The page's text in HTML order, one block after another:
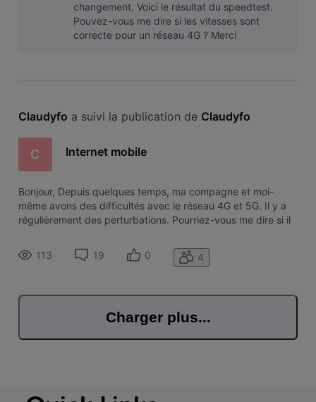
changement. Voici le résultat du speedtest.
Pouvez-vous me dire si les vitesses sont
correcte pour un réseau 4G ? Merci
Claudyfo a suivi la publication de Claudyfo
C Internet mobile
Bonjour, Depuis quelques temps, ma compagne et moi-
même avons des difficultés avec le réseau 4G et 5G. Il y a
régulièrement des perturbations. Pourriez-vous me dire si il
Je vous remercie.
113 19 0 4
Charger plus...